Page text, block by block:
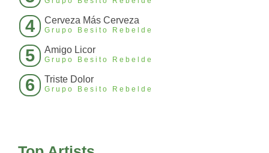
4 Cerveza Más Cerveza
Grupo Besito Rebelde
5 Amigo Licor
Grupo Besito Rebelde
6 Triste Dolor
Grupo Besito Rebelde